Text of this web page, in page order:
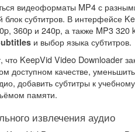
видеоформаты MP4 с
субтитров. В интерфейсе
360p и 240p, а также MP3
и выбор языка субтитров.
что KeepVid Video Downloader
доступном качестве,
добавить субтитры к
памяти.
извлечения аудио